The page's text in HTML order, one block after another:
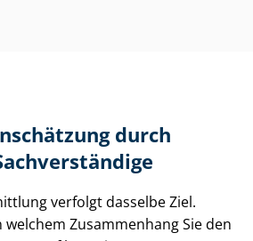
durch
verfolgt dasselbe Ziel.
Zusammenhang Sie den